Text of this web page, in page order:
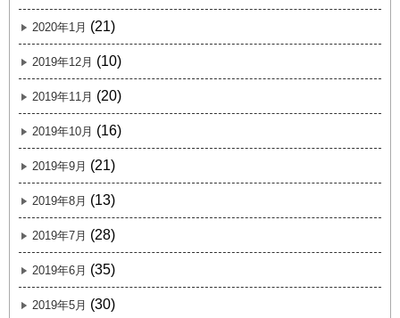
2020年1月 (21)
2019年12月 (10)
2019年11月 (20)
2019年10月 (16)
2019年9月 (21)
2019年8月 (13)
2019年7月 (28)
2019年6月 (35)
2019年5月 (30)